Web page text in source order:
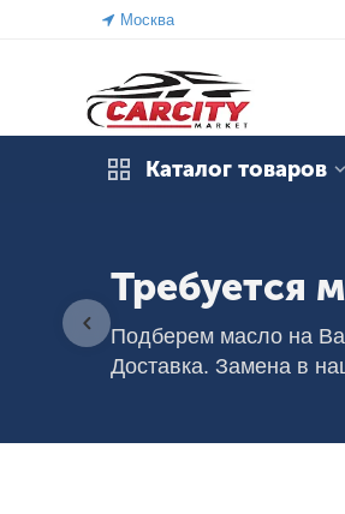
Москва
Каталог товаров
Требуется
Подберем масло на
Доставка. Замена в